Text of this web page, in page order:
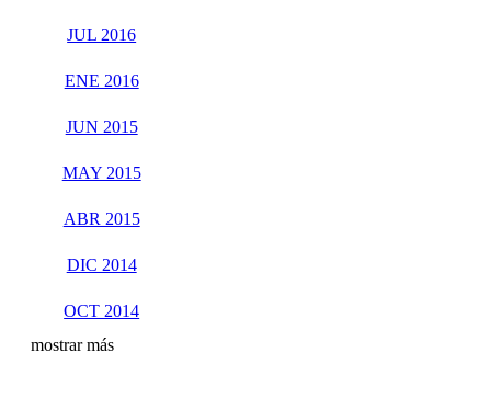
JUL 2016
ENE 2016
JUN 2015
MAY 2015
ABR 2015
DIC 2014
OCT 2014
mostrar más